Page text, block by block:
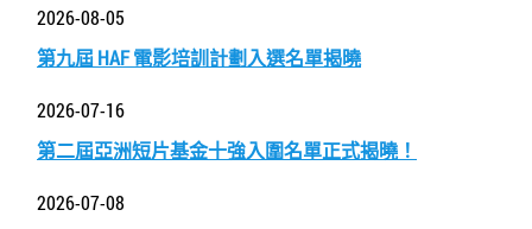
2026-08-05
第九屆 HAF 電影培訓計劃入選名單揭曉
2026-07-16
第二屆亞洲短片基金十強入圍名單正式揭曉！
2026-07-08